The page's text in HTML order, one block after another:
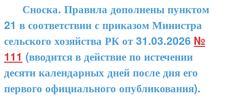
Сноска. Правила дополнены пунктом
21 в соответствии с приказом Министра
сельского хозяйства РК от 31.03.2026 №
111 (вводится в действие по истечении
десяти календарных дней после дня его
первого официального опубликования).